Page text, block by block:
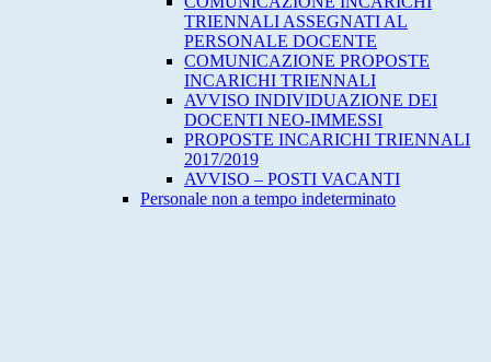
TRIENNALI ASSEGNATI AL
PERSONALE DOCENTE
COMUNICAZIONE PROPOSTE
INCARICHI TRIENNALI
AVVISO INDIVIDUAZIONE DEI
DOCENTI NEO-IMMESSI
PROPOSTE INCARICHI TRIENNALI
2017/2019
AVVISO – POSTI VACANTI
Personale non a tempo indeterminato